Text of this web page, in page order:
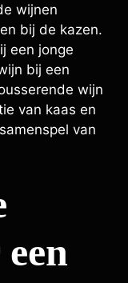
wijnen
bij de kazen.
een jonge
bij een
wijn
van kaas en
van